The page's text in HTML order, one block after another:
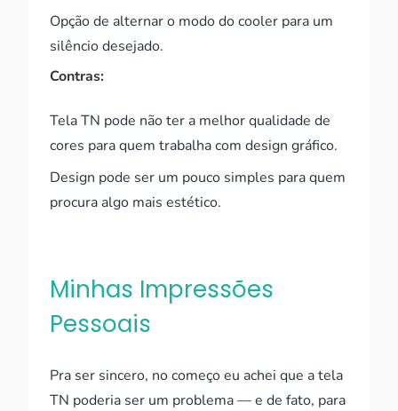
Opção de alternar o modo do cooler para um
silêncio desejado.
Contras:
Tela TN pode não ter a melhor qualidade de
cores para quem trabalha com design gráfico.
Design pode ser um pouco simples para quem
procura algo mais estético.
Minhas Impressões
Pessoais
Pra ser sincero, no começo eu achei que a tela
TN poderia ser um problema — e de fato, para